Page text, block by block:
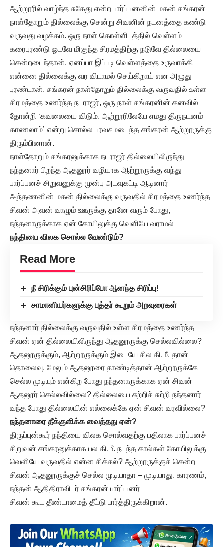
ஆற்றூரில் வாழ்ந்த சுகேது என்ற பார்ப்பனனின் மகன் சங்கரன்
நாள்தோறும் தில்லைக்கு சென்று சிவனின் நடனத்தை கண்டு
வருவது வழக்கம். ஒரு நாள் கொள்ளிடத்தில் வெள்ளம்
கரைபுரண்டு ஓடவே மிகுந்த சிரமத்திற்கு நடுவே தில்லையை
சென்றடைந்தான். ஏனப்பா இப்படி வெள்ளத்தை உருவாக்கி
என்னை தில்லைக்கு வர விடாமல் செய்கிறாய் என அழுது
புரண்டான். சங்கரன் நாள்தோறும் தில்லைக்கு வருவதில் உள்ள
சிரமத்தை உணர்ந்த நடராஜர், ஒரு நாள் சங்கரனின் கனவில்
தோன்றி ‘கவலையை விடும். ஆற்றூரிலேயே எமது திருநடனம்
காணலாம்’ என்று சொல்ல பரவசமடைந்த சங்கரன் ஆற்றூருக்கு
திரும்பினான்.
நாள்தோறும் சங்கரனுக்காக நடராஜர் தில்லையிலிருந்து
நந்தனார் பிறந்த ஆதனூர் வழியாக ஆற்றூருக்கு வந்து
பார்ப்பனச் சிறுவனுக்கு முன்பு அடவுகட்டி ஆடினார்
அந்தணனின் மகன் தில்லைக்கு வருவதில் சிரமத்தை உணர்ந்த
சிவன் அவன் வாழும் ஊருக்கு தானே வரும் போது,
நந்தனாருக்காக ஏன் கோயிலுக்கு வெளியே வராமல்
நந்தியை விலக சொல்ல வேண்டும்?
Read More
நீ சிரிக்கும் புன்சிரிப்போ ஆனந்த சிரிப்பு!
சாமானியர்களுக்கு புத்தர் கூறும் அறவுரைகள்
நந்தனார் தில்லைக்கு வருவதில் உள்ள சிரமத்தை உணர்ந்த
சிவன் ஏன் தில்லையிலிருந்து ஆதனூருக்கு செல்லவில்லை?
ஆதனூருக்கும், ஆற்றூருக்கும் இடையே சில கி.மீ. தான்
தொலைவு. மேலும் ஆதனூரை தாண்டித்தான் ஆற்றூருக்கே
செல்ல முடியும் என்கிற போது நந்தனாருக்காக ஏன் சிவன்
ஆதனூர் செல்லவில்லை? தில்லையை சுற்றிச் சுற்றி நந்தனார்
வந்த போது தில்லையின் எல்லைக்கே ஏன் சிவன் வரவில்லை?
நந்தனாரை தீக்குளிக்க வைத்தது ஏன்?
திருப்புன்கூர் நந்தியை விலக சொல்வதற்கு பதிலாக பார்ப்பனச்
சிறுவன் சங்கரனுக்காக பல கி.மீ. நடந்த கால்கள் கோயிலுக்கு
வெளியே வருவதில் என்ன சிக்கல்? ஆற்றூருக்குச் சென்ற
சிவன் ஆதனூருக்குச் செல்ல முடியாதா – முடியாது. காரணம்,
நந்தன் ஆதிதிராவிடர் சங்கரன் பார்ப்பனர்
சிவன் கூட தீண்டாமைத் தீட்டு பார்த்திருக்கிறான்.